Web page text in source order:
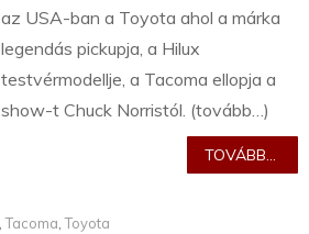
az USA-ban a Toyota ahol a márka
legendás pickupja, a Hilux
testvérmodellje, a Tacoma ellopja a
show-t Chuck Norristól. (tovább…)
TOVÁBB...
,Tacoma ,Toyota